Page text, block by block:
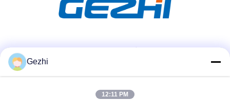
迅速な連絡
Gezhi
12:11 PM